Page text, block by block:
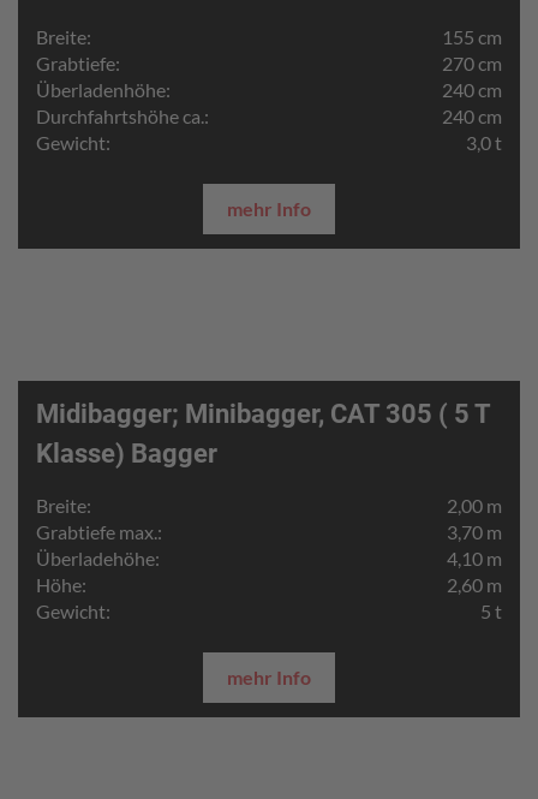
Breite:
155 cm
Grabtiefe:
270 cm
Überladenhöhe:
240 cm
Durchfahrtshöhe ca.:
240 cm
Gewicht:
3,0 t
mehr Info
Midibagger; Minibagger, CAT 305 ( 5 T
Klasse) Bagger
Breite:
2,00 m
Grabtiefe max.:
3,70 m
Überladehöhe:
4,10 m
Höhe:
2,60 m
Gewicht:
5 t
mehr Info